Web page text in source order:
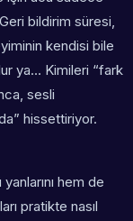
bildirim süresi,
kendisi bile
ya… Kimileri “fark
sesli
hissettiriyor.
hem de
pratikte nasıl